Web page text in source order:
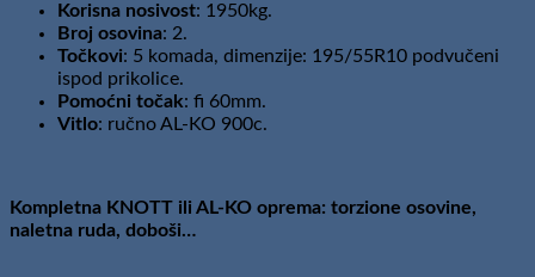
Korisna nosivost: 1950kg.
Broj osovina: 2.
Točkovi: 5 komada, dimenzije: 195/55R10 podvučeni
ispod prikolice.
Pomoćni točak: fi 60mm.
Vitlo: ručno AL-KO 900c.
Kompletna KNOTT ili AL-KO oprema: torzione osovine,
naletna ruda, doboši…